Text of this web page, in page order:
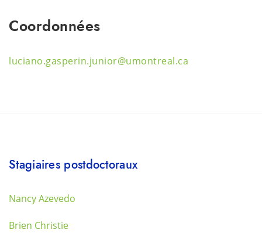
Coordonnées
luciano.gasperin.junior@umontreal.ca
Stagiaires postdoctoraux
Nancy Azevedo
Brien Christie